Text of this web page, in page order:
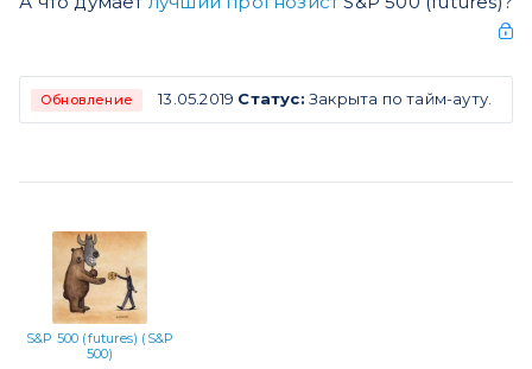
Обновление 13.05.2019 Статус: Закрыта по тайм-ауту.
S&P 500 (futures) (S&P
500)